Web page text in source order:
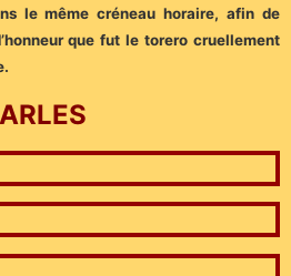
le même créneau horaire, afin de
que fut le torero cruellement
ARLES